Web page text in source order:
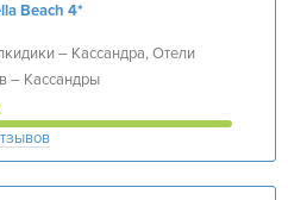
Beach 4*
– Кассандра, Отели
– Кассандры